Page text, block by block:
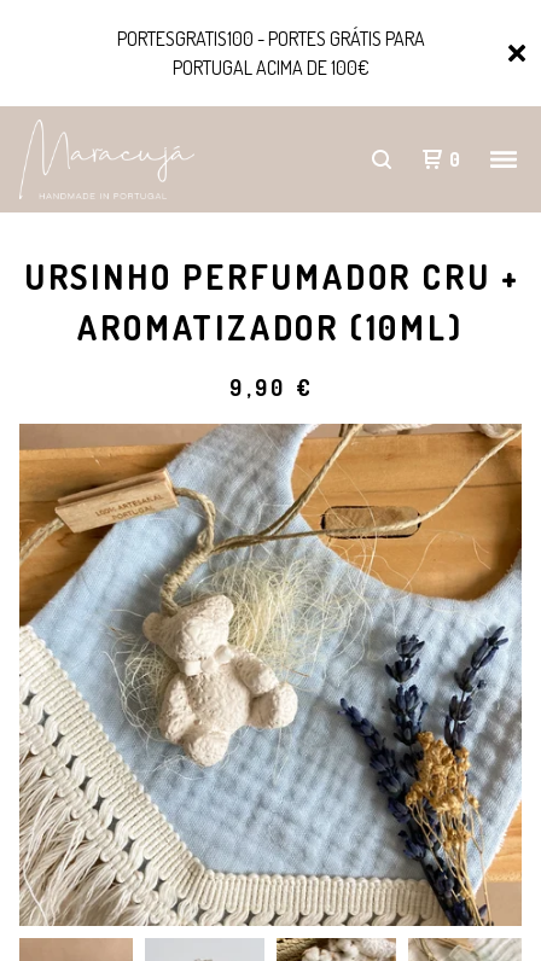
PORTESGRATIS100 - PORTES GRÁTIS PARA
PORTUGAL ACIMA DE 100€
0
URSINHO PERFUMADOR CRU +
AROMATIZADOR (10ML)
9,90 €